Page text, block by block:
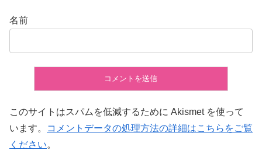
名前
このサイトはスパムを低減するために Akismet を使って
います。
コメントデータの処理方法の詳細はこちらをご覧
ください。